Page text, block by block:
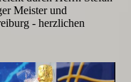
Meister und
- herzlichen